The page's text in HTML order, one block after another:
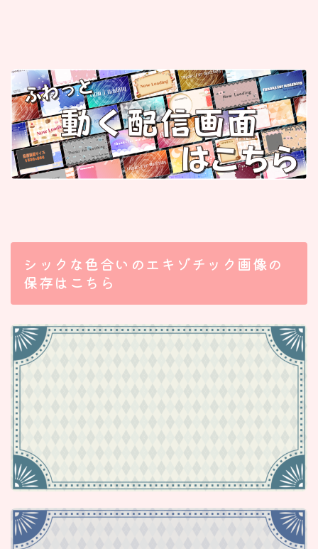
シックな色合いのエキゾチック画像の
保存はこちら